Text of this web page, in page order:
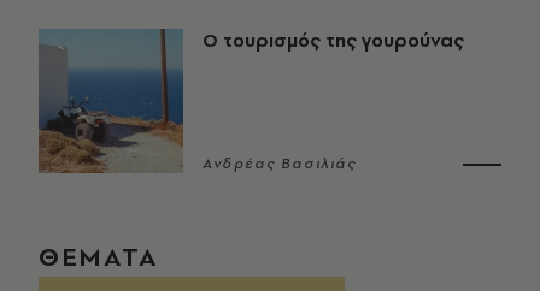
Ο τουρισμός της γουρούνας
Ανδρέας Βασιλιάς
ΘΕΜΑΤΑ